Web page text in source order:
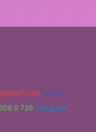
Teams:
0 726 Telegram: